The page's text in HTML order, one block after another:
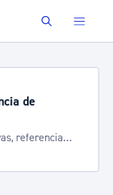
Buscar
de
referencia